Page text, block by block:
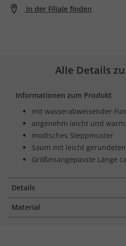
In der Filiale finden
Alle Details
Informationen zum Produkt
mit wasserabweisender
angenehm leicht und
modisches Steppmuster
Saum mit leicht
Größenangepasste Länge
Details
Material